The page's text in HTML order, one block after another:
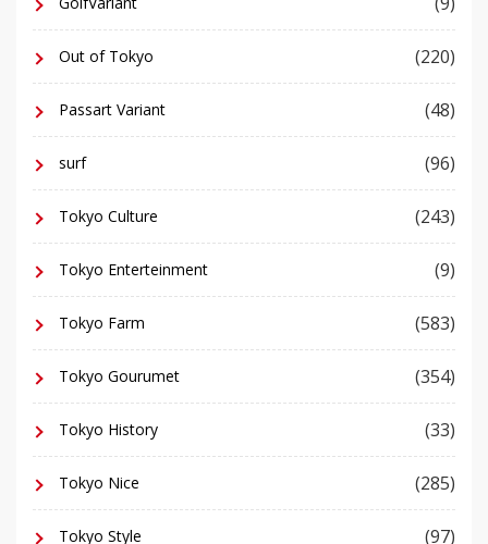
Out of Tokyo (220)
Passart Variant (48)
surf (96)
Tokyo Culture (243)
Tokyo Enterteinment (9)
Tokyo Farm (583)
Tokyo Gourumet (354)
Tokyo History (33)
Tokyo Nice (285)
Tokyo Style (97)